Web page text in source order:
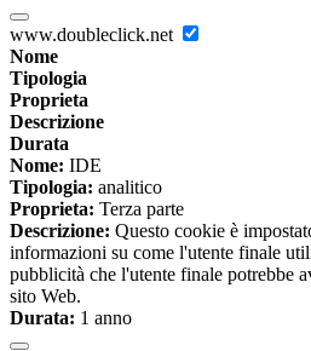
www.doubleclick.net
Nome
Tipologia
Proprieta
Descrizione
Durata
Nome: IDE
Tipologia: analitico
Proprieta: Terza parte
Descrizione: Questo cookie è
informazioni su come l'utente finale
pubblicità che l'utente finale potrebbe
sito Web.
Durata: 1 anno